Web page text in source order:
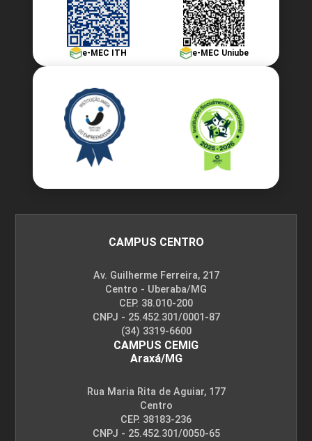
e-MEC ITH e-MEC Uniube
CAMPUS CENTRO
Av. Guilherme Ferreira, 217
Centro - Uberaba/MG
CEP. 38.010-200
CNPJ - 25.452.301/0001-87
(34) 3319-6600
CAMPUS CEMIG
Araxá/MG
Rua Maria Rita de Aguiar, 177
Centro
CEP. 38183-236
CNPJ - 25.452.301/0050-65